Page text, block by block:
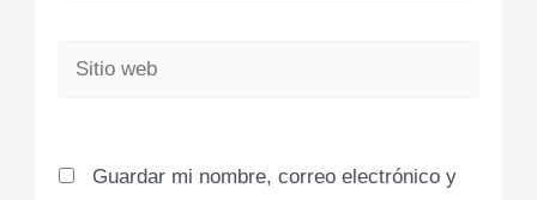
Sitio
Guardar mi nombre, correo electrónico y